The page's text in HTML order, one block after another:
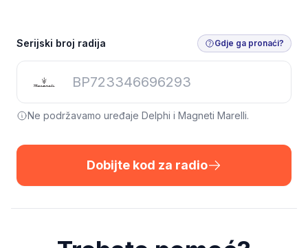
Serijski broj radija Gdje ga pronaći?
Ne podržavamo uređaje Delphi i Magneti Marelli.
Dobijte kod za radio